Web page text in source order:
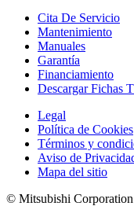
Cita De Servicio
Mantenimiento
Manuales
Garantía
Financiamiento
Descargar Fichas
Legal
Política de Cookies
Términos y
Aviso de
Mapa del sitio
© Mitsubishi